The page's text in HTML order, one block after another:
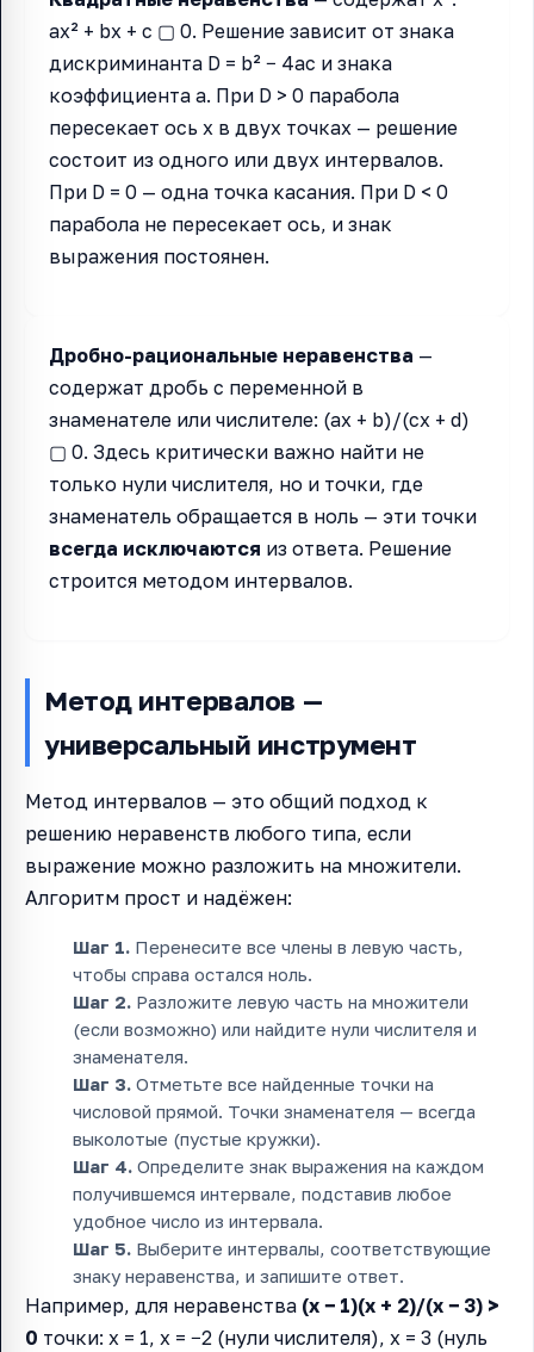
ax² + bx + c ▢ 0. Решение зависит от знака
дискриминанта D = b² − 4ac и знака
коэффициента a. При D > 0 парабола
пересекает ось x в двух точках — решение
состоит из одного или двух интервалов.
При D = 0 — одна точка касания. При D < 0
парабола не пересекает ось, и знак
выражения постоянен.
Дробно-рациональные неравенства —
содержат дробь с переменной в
знаменателе или числителе: (ax + b)/(cx + d)
▢ 0. Здесь критически важно найти не
только нули числителя, но и точки, где
знаменатель обращается в ноль — эти точки
всегда исключаются из ответа. Решение
строится методом интервалов.
Метод интервалов —
универсальный инструмент
Метод интервалов — это общий подход к
решению неравенств любого типа, если
выражение можно разложить на множители.
Алгоритм прост и надёжен:
Шаг 1. Перенесите все члены в левую часть,
чтобы справа остался ноль.
Шаг 2. Разложите левую часть на множители
(если возможно) или найдите нули числителя и
знаменателя.
Шаг 3. Отметьте все найденные точки на
числовой прямой. Точки знаменателя — всегда
выколотые (пустые кружки).
Шаг 4. Определите знак выражения на каждом
получившемся интервале, подставив любое
удобное число из интервала.
Шаг 5. Выберите интервалы, соответствующие
знаку неравенства, и запишите ответ.
Например, для неравенства (x − 1)(x + 2)/(x − 3) >
0 точки: x = 1, x = −2 (нули числителя), x = 3 (нуль